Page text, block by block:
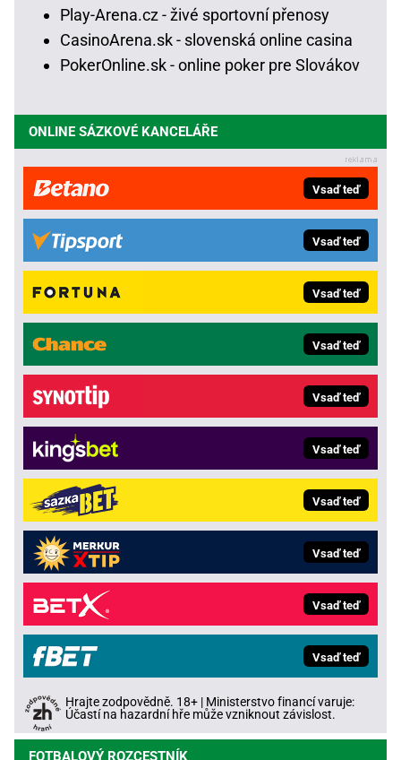
Play-Arena.cz - živé sportovní přenosy
CasinoArena.sk - slovenská online casina
PokerOnline.sk - online poker pre Slovákov
ONLINE SÁZKOVÉ KANCELÁŘE
Vsaď teď
Vsaď teď
Vsaď teď
Vsaď teď
Vsaď teď
Vsaď teď
Vsaď teď
Vsaď teď
Vsaď teď
Vsaď teď
Hrajte zodpovědně. 18+ | Ministerstvo financí varuje:
Účastí na hazardní hře může vzniknout závislost.
FOTBALOVÝ ROZCESTNÍK